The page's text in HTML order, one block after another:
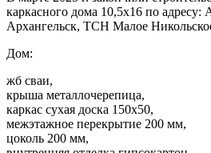
каркасного дома 10,5х16 по адресу:
Архангельск, ТСН Малое
Дом:
жб сваи,
крыша металлочерепица,
каркас сухая доска 150х50,
межэтажное перекрытие 200 мм,
цоколь 200 мм,